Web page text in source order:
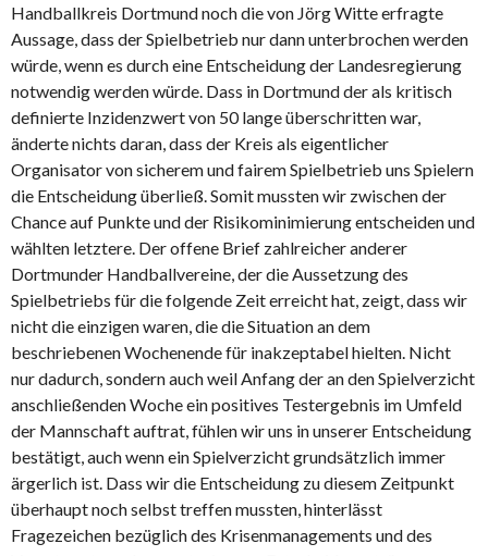
Handballkreis Dortmund noch die von Jörg Witte erfragte
Aussage, dass der Spielbetrieb nur dann unterbrochen werden
würde, wenn es durch eine Entscheidung der Landesregierung
notwendig werden würde. Dass in Dortmund der als kritisch
definierte Inzidenzwert von 50 lange überschritten war,
änderte nichts daran, dass der Kreis als eigentlicher
Organisator von sicherem und fairem Spielbetrieb uns Spielern
die Entscheidung überließ. Somit mussten wir zwischen der
Chance auf Punkte und der Risikominimierung entscheiden und
wählten letztere. Der offene Brief zahlreicher anderer
Dortmunder Handballvereine, der die Aussetzung des
Spielbetriebs für die folgende Zeit erreicht hat, zeigt, dass wir
nicht die einzigen waren, die die Situation an dem
beschriebenen Wochenende für inakzeptabel hielten. Nicht
nur dadurch, sondern auch weil Anfang der an den Spielverzicht
anschließenden Woche ein positives Testergebnis im Umfeld
der Mannschaft auftrat, fühlen wir uns in unserer Entscheidung
bestätigt, auch wenn ein Spielverzicht grundsätzlich immer
ärgerlich ist. Dass wir die Entscheidung zu diesem Zeitpunkt
überhaupt noch selbst treffen mussten, hinterlässt
Fragezeichen bezüglich des Krisenmanagements und des